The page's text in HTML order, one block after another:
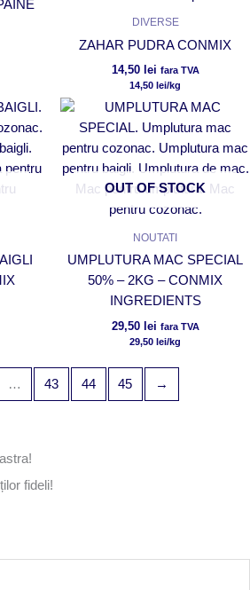
DIVERSE
ZAHAR PUDRA CONMIX
14,50 lei fara TVA
14,50 lei/kg
OUT OF STOCK
NOUTATI
UMPLUTURA MAC SPECIAL
50% – 2KG – CONMIX
INGREDIENTS
29,50 lei fara TVA
29,50 lei/kg
… 43 44 45 →
fideli!